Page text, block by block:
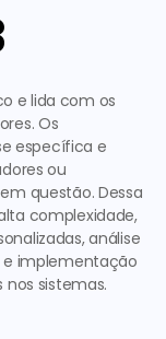
e lida com os
Os
específica e
ou
questão. Dessa
complexidade,
análise
e implementação
sistemas.